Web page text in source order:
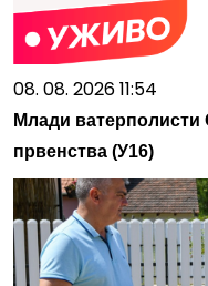
08. 08. 2026 11:54
Млади ватерполисти
првенства (У16)